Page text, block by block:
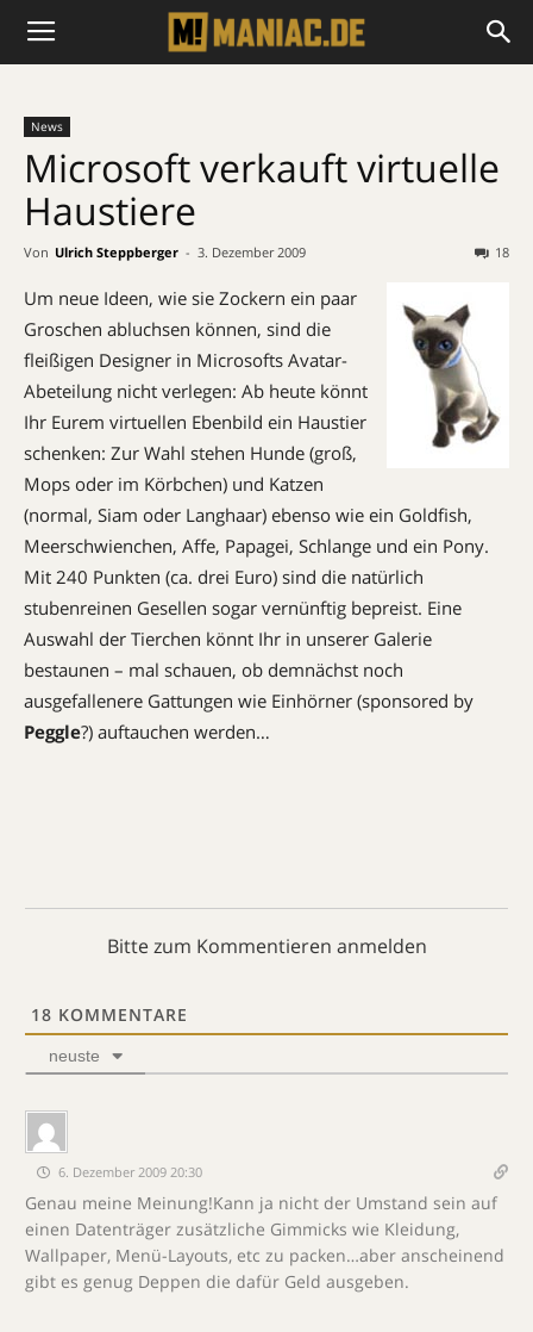
News
Microsoft verkauft virtuelle
Haustiere
Von Ulrich Steppberger - 3. Dezember 2009 18
Um neue Ideen, wie sie Zockern ein paar
Groschen abluchsen können, sind die
fleißigen Designer in Microsofts Avatar-
Abeteilung nicht verlegen: Ab heute könnt
Ihr Eurem virtuellen Ebenbild ein Haustier
schenken: Zur Wahl stehen Hunde (groß,
Mops oder im Körbchen) und Katzen
(normal, Siam oder Langhaar) ebenso wie ein Goldfish,
Meerschwienchen, Affe, Papagei, Schlange und ein Pony.
Mit 240 Punkten (ca. drei Euro) sind die natürlich
stubenreinen Gesellen sogar vernünftig bepreist. Eine
Auswahl der Tierchen könnt Ihr in unserer Galerie
bestaunen – mal schauen, ob demnächst noch
ausgefallenere Gattungen wie Einhörner (sponsored by
Peggle?) auftauchen werden…
Bitte zum Kommentieren anmelden
18 KOMMENTARE
neuste
6. Dezember 2009 20:30
Genau meine Meinung!Kann ja nicht der Umstand sein auf
einen Datenträger zusätzliche Gimmicks wie Kleidung,
Wallpaper, Menü-Layouts, etc zu packen…aber anscheinend
gibt es genug Deppen die dafür Geld ausgeben.